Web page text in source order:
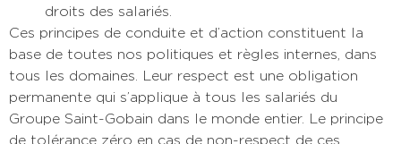
droits des salariés.
Ces principes de conduite et d’action constituent la
base de toutes nos politiques et règles internes, dans
tous les domaines. Leur respect est une obligation
permanente qui s’applique à tous les salariés du
Groupe Saint-Gobain dans le monde entier. Le principe
de tolérance zéro en cas de non-respect de ces